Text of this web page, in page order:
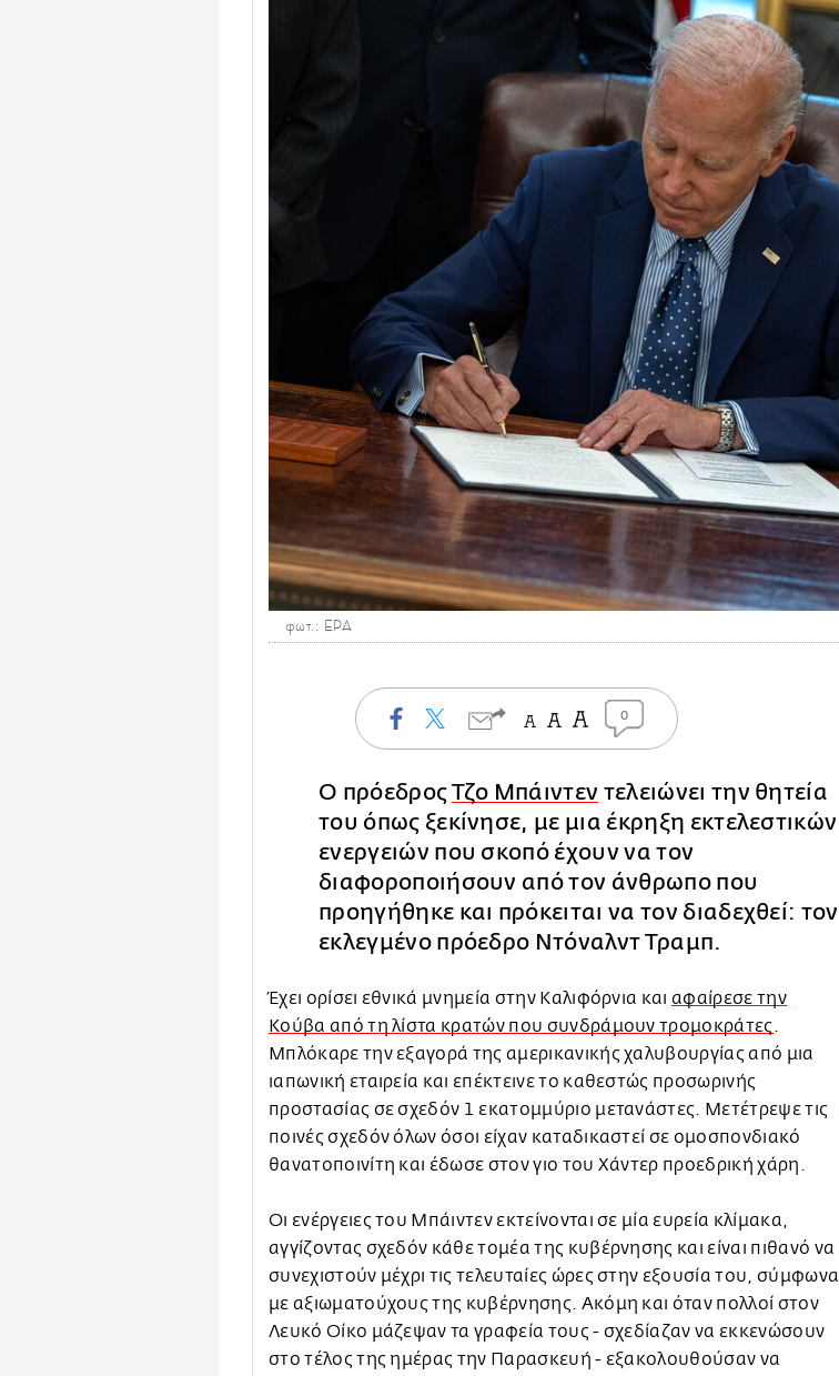
φωτ.: ΕΡΑ
0
Ο πρόεδροςΤζο Μπάιντεν τελειώνει την θητεία
του όπως ξεκίνησε, με μια έκρηξη εκτελεστικών
ενεργειών που σκοπό έχουν να τον
διαφοροποιήσουν από τον άνθρωπο που
προηγήθηκε και πρόκειται να τον διαδεχθεί: τον
εκλεγμένο πρόεδρο Ντόναλντ Τραμπ.
Έχει ορίσει εθνικά μνημεία στην Καλιφόρνια καιαφαίρεσε την
Κούβα από τη λίστα κρατών που συνδράμουν τρομοκράτες.
Μπλόκαρε την εξαγορά της αμερικανικής χαλυβουργίας από μια
ιαπωνική εταιρεία και επέκτεινε το καθεστώς προσωρινής
προστασίας σε σχεδόν 1 εκατομμύριο μετανάστες. Μετέτρεψε τις
ποινές σχεδόν όλων όσοι είχαν καταδικαστεί σε ομοσπονδιακό
θανατοποινίτη και έδωσε στον γιο του Χάντερ προεδρική χάρη.
Οι ενέργειες του Μπάιντεν εκτείνονται σε μία ευρεία κλίμακα,
αγγίζοντας σχεδόν κάθε τομέα της κυβέρνησης και είναι πιθανό να
συνεχιστούν μέχρι τις τελευταίες ώρες στην εξουσία του, σύμφωνα
με αξιωματούχους της κυβέρνησης. Ακόμη και όταν πολλοί στον
Λευκό Οίκο μάζεψαν τα γραφεία τους - σχεδίαζαν να εκκενώσουν
στο τέλος της ημέρας την Παρασκευή - εξακολουθούσαν να